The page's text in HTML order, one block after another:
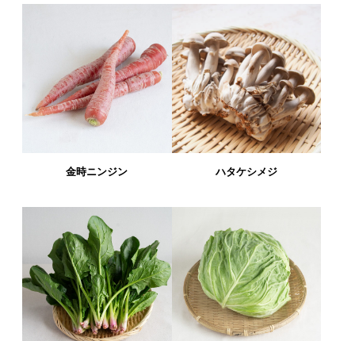
金時ニンジン ハタケシメジ